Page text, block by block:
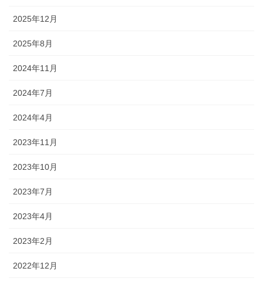
2025年12月
2025年8月
2024年11月
2024年7月
2024年4月
2023年11月
2023年10月
2023年7月
2023年4月
2023年2月
2022年12月